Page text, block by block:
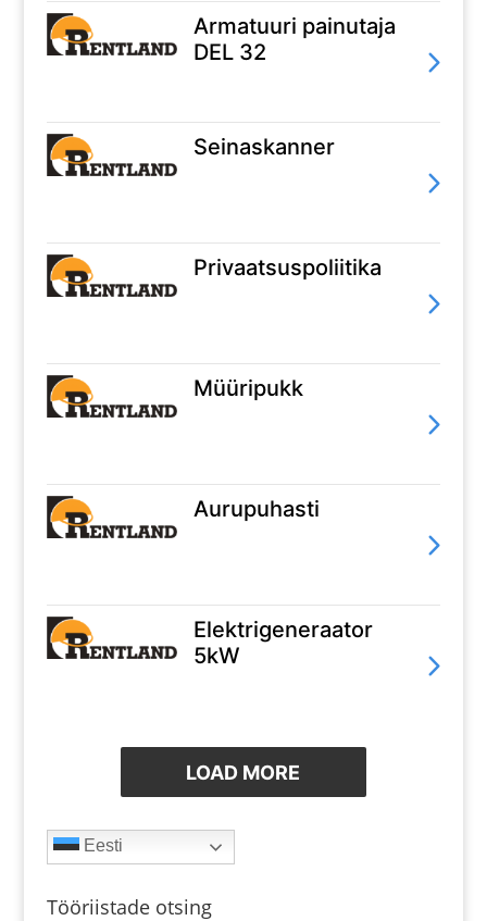
Armatuuri painutaja
DEL 32
Seinaskanner
Privaatsuspoliitika
Müüripukk
Aurupuhasti
Elektrigeneraator
5kW
LOAD MORE
Eesti
Tööriistade otsing